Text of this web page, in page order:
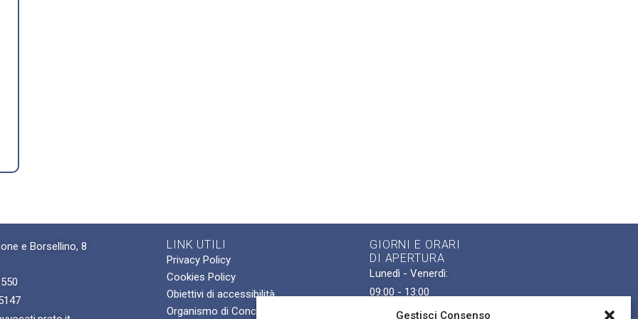
Gestisci Consenso
e Borsellino, 8 LINK UTILI
Privacy Policy
Cookies Policy
Obiettivi di accessibilità
Organismo di Conciliazione Forense
GIORNI E ORARI
DI APERTURA
Lunedì - Venerdì:
09:00 - 13:00